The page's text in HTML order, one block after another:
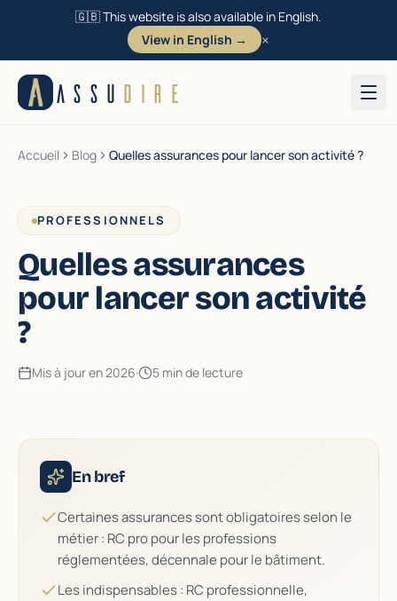
🇬🇧 This website is also available in English.
View in English →
×
Aller au contenu
ASSU DIRE
Accueil Blog Quelles assurances pour lancer son activité ?
PROFESSIONNELS
Quelles assurances
pour lancer son activité
?
Mis à jour en 2026· 5 min de lecture
En bref
Certaines assurances sont obligatoires selon le
métier : RC pro pour les professions
réglementées, décennale pour le bâtiment.
Les indispensables : RC professionnelle,